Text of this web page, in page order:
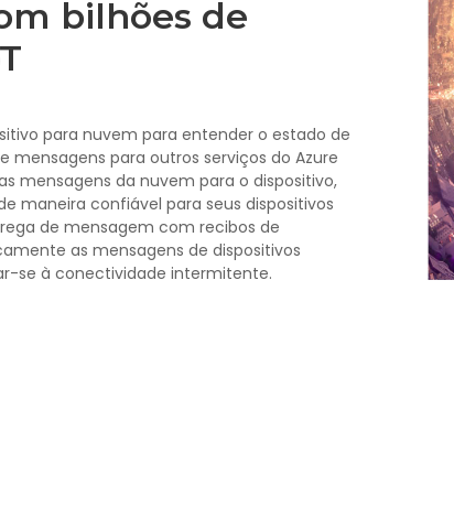
bilhões de
para nuvem para entender o estado de
mensagens para outros serviços do Azure
mensagens da nuvem para o dispositivo,
maneira confiável para seus dispositivos
de mensagem com recibos de
as mensagens de dispositivos
se à conectividade intermitente.